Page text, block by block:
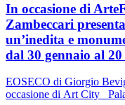
In occasione di
Zambeccari
un’inedita e
dal 30 gennaio al
EOSECO di Giorgio
occasione di Art City